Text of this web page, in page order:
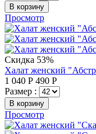
В корзину
Просмотр
Скидка 53%
Халат женский
1 040 Р 490 Р
Размер :
В корзину
Просмотр